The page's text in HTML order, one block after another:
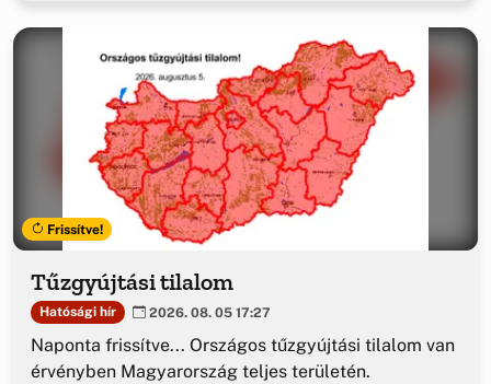
Frissítve!
Tűzgyújtási tilalom
Hatósági hír 2026. 08. 05 17:27
Naponta frissítve... Országos tűzgyújtási tilalom van
érvényben Magyarország teljes területén.